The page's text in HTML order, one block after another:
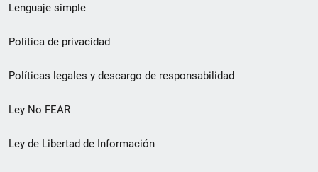
de
pie
de
página
Lenguaje simple
Política de privacidad
Políticas legales y descargo de responsabilidad
Ley No FEAR
Ley de Libertad de Información